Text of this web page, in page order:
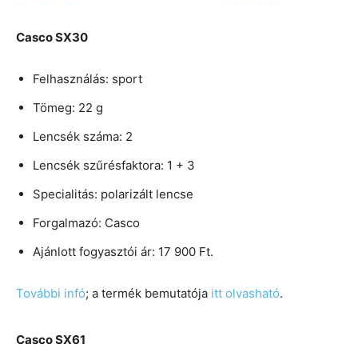
Casco SX30
Felhasználás: sport
Tömeg: 22 g
Lencsék száma: 2
Lencsék szűrésfaktora: 1 + 3
Specialitás: polarizált lencse
Forgalmazó: Casco
Ajánlott fogyasztói ár: 17 900 Ft.
További infó; a termék bemutatója itt olvasható.
Casco SX61